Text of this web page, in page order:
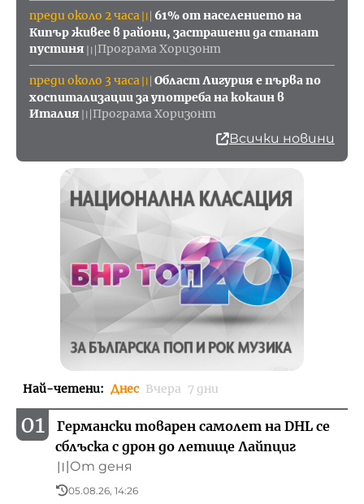
преди около 2 часа〣 61% от населението на
Кипър живее в райони, застрашени да станат
пустиня 〣Програма Хоризонт
преди около 3 часа 〣 Област Лигурия е първа по
хоспитализации за употреба на кокаин в
Италия 〣Програма Хоризонт
Всички новини
Най-четени: Днес Вчера 7 дни
01
Германски товарен самолет на DHL се
сблъска с дрон до летище Лайпциг
〣 От деня
05.08.26, 14:26